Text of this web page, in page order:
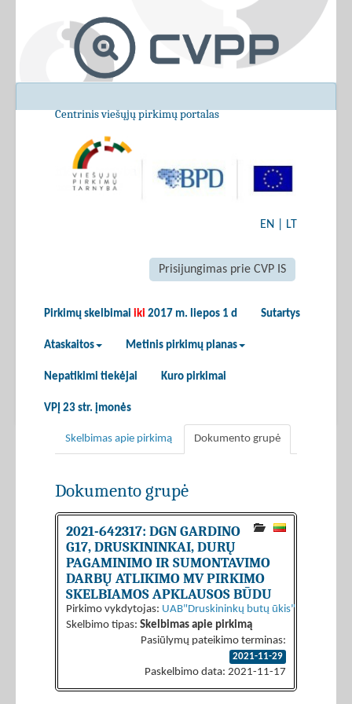
Centrinis viešųjų pirkimų portalas
EN LT
Prisijungimas prie CVP IS
Pirkimų skelbimai iki 2017 m. liepos 1 d Sutartys
Ataskaitos Metinis pirkimų planas
Nepatikimi tiekėjai Kuro pirkimai
VPĮ 23 str. įmonės
Skelbimas apie pirkimą Dokumento grupė
Dokumento grupė
2021-642317: DGN GARDINO
G17, DRUSKININKAI, DURŲ
PAGAMINIMO IR SUMONTAVIMO
DARBŲ ATLIKIMO MV PIRKIMO
SKELBIAMOS APKLAUSOS BŪDU
Pirkimo vykdytojas: UAB"Druskininkų butų ūkis"
Skelbimo tipas: Skelbimas apie pirkimą
Pasiūlymų pateikimo terminas:
2021-11-29
Paskelbimo data: 2021-11-17